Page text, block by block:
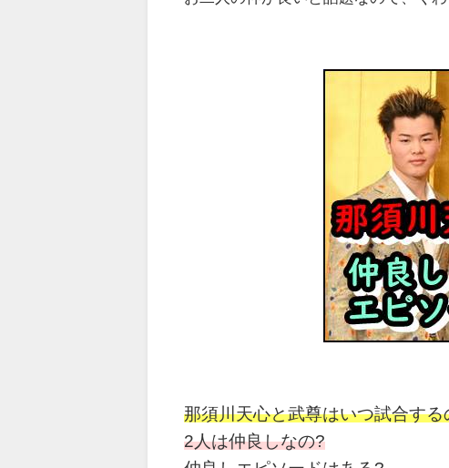
那須川天心と武尊はいつ試合する
2人は仲良しなの?